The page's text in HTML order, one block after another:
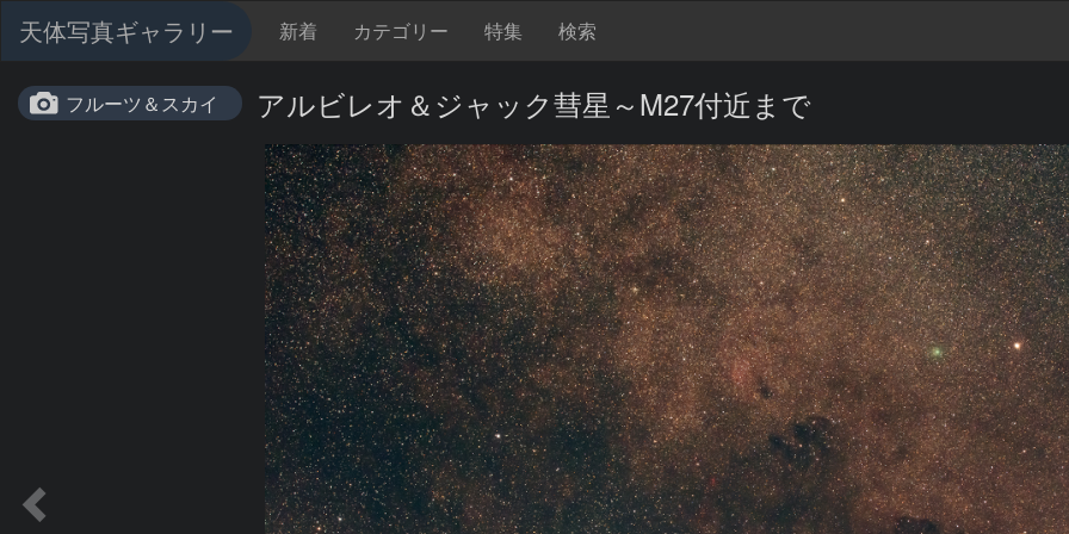
天体写真ギャラリー 新着 カテゴリー 特集 検索
フルーツ＆スカイ アルビレオ＆ジャック彗星～M27付近まで